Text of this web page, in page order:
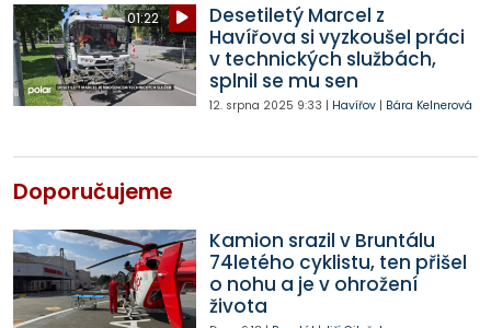
01:22
Desetiletý Marcel z
Havířova si vyzkoušel práci
v technických službách,
splnil se mu sen
12. srpna 2025 9:33 | Havířov| Bára Kelnerová
Doporučujeme
Kamion srazil v Bruntálu
74letého cyklistu, ten přišel
o nohu a je v ohrožení
života